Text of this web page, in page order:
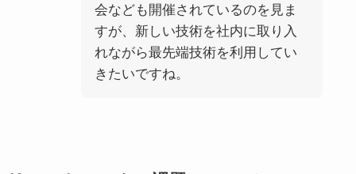
会なども開催されているのを見ま
すが、新しい技術を社内に取り入
れながら最先端技術を利用してい
きたいですね。